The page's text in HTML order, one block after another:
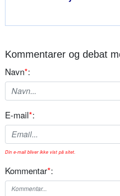
Kommentarer og debat
Navn*:
E-mail*:
Din e-mail bliver ikke vist på sitet.
Kommentar*: